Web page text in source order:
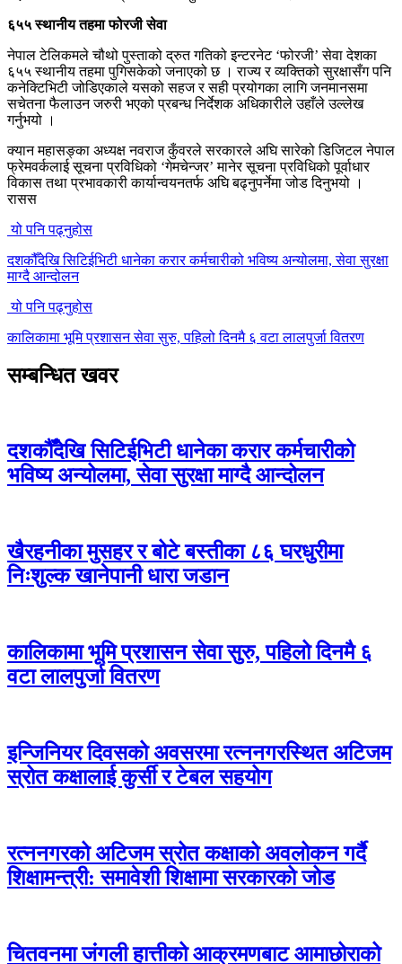
६५५ स्थानीय तहमा फोरजी सेवा
नेपाल टेलिकमले चौथो पुस्ताको द्रुत गतिको इन्टरनेट ‘फोरजी’ सेवा देशका
६५५ स्थानीय तहमा पुगिसकेको जनाएको छ । राज्य र व्यक्तिको सुरक्षासँग पनि
कनेक्टिभिटी जोडिएकाले यसको सहज र सही प्रयोगका लागि जनमानसमा
सचेतना फैलाउन जरुरी भएको प्रबन्ध निर्देशक अधिकारीले उहाँले उल्लेख
गर्नुभयो ।
क्यान महासङ्का अध्यक्ष नवराज कुँवरले सरकारले अघि सारेको डिजिटल नेपाल
फ्रेमवर्कलाई सूचना प्रविधिको ‘गेमचेन्जर’ मानेर सूचना प्रविधिको पूर्वाधार
विकास तथा प्रभावकारी कार्यान्वयनतर्फ अघि बढ्नुपर्नेमा जोड दिनुभयो ।
रासस
यो पनि पढ्नुहोस
दशकौँदेखि सिटिईभिटी धानेका करार कर्मचारीको भविष्य अन्योलमा, सेवा सुरक्षा
माग्दै आन्दोलन
यो पनि पढ्नुहोस
कालिकामा भूमि प्रशासन सेवा सुरु, पहिलो दिनमै ६ वटा लालपुर्जा वितरण
सम्बन्धित खवर
दशकौँदेखि सिटिईभिटी धानेका करार कर्मचारीको
भविष्य अन्योलमा, सेवा सुरक्षा माग्दै आन्दोलन
खैरहनीका मुसहर र बोटे बस्तीका ८६ घरधुरीमा
निःशुल्क खानेपानी धारा जडान
कालिकामा भूमि प्रशासन सेवा सुरु, पहिलो दिनमै ६
वटा लालपुर्जा वितरण
इन्जिनियर दिवसको अवसरमा रत्ननगरस्थित अटिजम
स्रोत कक्षालाई कुर्सी र टेबल सहयोग
रत्ननगरको अटिजम स्रोत कक्षाको अवलोकन गर्दै
शिक्षामन्त्री: समावेशी शिक्षामा सरकारको जोड
चितवनमा जंगली हात्तीको आक्रमणबाट आमाछोराको